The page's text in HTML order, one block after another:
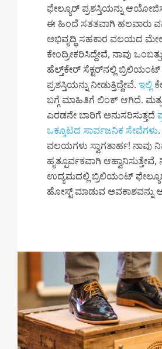
ಫೇಲ್ಯೂರ್ ಪ್ರಶಸ್ತಿಯನ್ನು
ಈ ಹಿಂದೆ ಸತತವಾಗಿ ಹಲವಾರು
ಅಭಿವೃದ್ಧಿ ಸಹಕಾರ ವಲಯದ
ಕೇಂದ್ರೀಕರಿಸಿದ್ದೇವೆ, ನಾವು
ಹೆಲ್ತ್‌ಕೇರ್ ಸೆಕ್ಟರ್‌ನಲ್ಲಿ ಬ್ರಿಲಿಯಂಟ್
ಪ್ರಶಸ್ತಿಯನ್ನು ನೀಡುತ್ತಿದ್ದೇವೆ. ಇಲ್ಲಿ
ಬಗ್ಗೆ ಮಾಹಿತಿಗೆ ಲಿಂಕ್ ಆಗಿದೆ.
ಎರಡನೇ ಬಾರಿಗೆ ಅನುಸರಿಸುತ್ತದೆ
ಒಕ್ಕೂಟದ ಸಾರ್ವಜನಿಕ ಸೇವೆಗಳು
ವಲಯಗಳು ಸ್ವಾಗತಾರ್ಹ! ನಾವು
ಹೃತ್ಪೂರ್ವಕವಾಗಿ ಆಹ್ವಾನಿಸುತ್ತೇವೆ,
ಉದ್ಯಮದಲ್ಲಿ ಬ್ರಿಲಿಯಂಟ್
ಹೋಸ್ಟ್ ಮಾಡುವ ಅವಕಾಶವನ್ನು